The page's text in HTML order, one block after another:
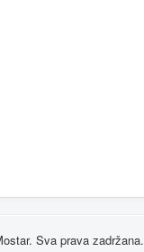
Sva prava zadržana.